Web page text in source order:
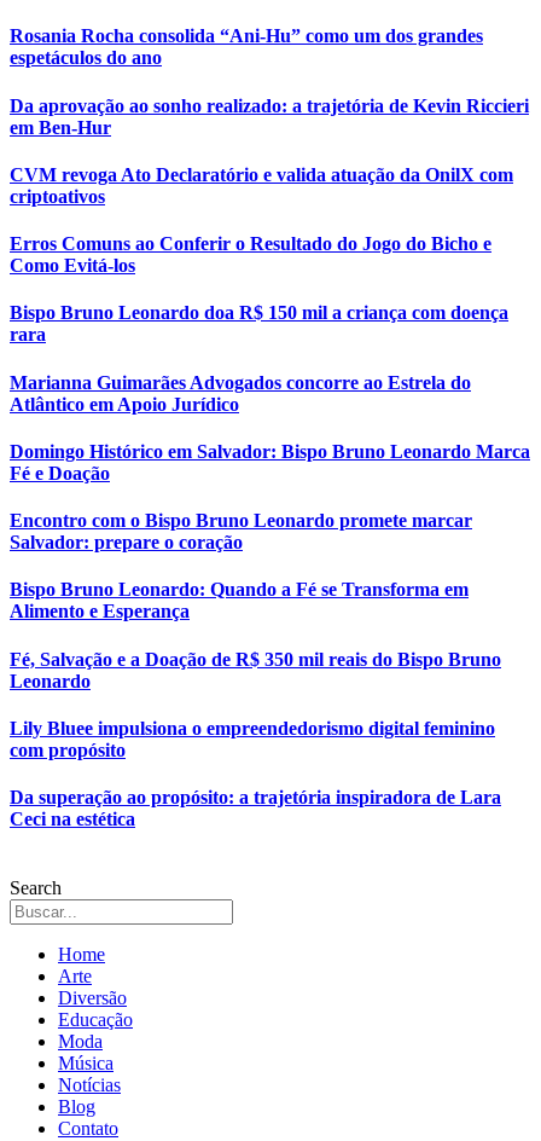
Rosania Rocha consolida “Ani-Hu” como um dos grandes
espetáculos do ano
Da aprovação ao sonho realizado: a trajetória de Kevin Riccieri
em Ben-Hur
CVM revoga Ato Declaratório e valida atuação da OnilX com
criptoativos
Erros Comuns ao Conferir o Resultado do Jogo do Bicho e
Como Evitá-los
Bispo Bruno Leonardo doa R$ 150 mil a criança com doença
rara
Marianna Guimarães Advogados concorre ao Estrela do
Atlântico em Apoio Jurídico
Domingo Histórico em Salvador: Bispo Bruno Leonardo Marca
Fé e Doação
Encontro com o Bispo Bruno Leonardo promete marcar
Salvador: prepare o coração
Bispo Bruno Leonardo: Quando a Fé se Transforma em
Alimento e Esperança
Fé, Salvação e a Doação de R$ 350 mil reais do Bispo Bruno
Leonardo
Lily Bluee impulsiona o empreendedorismo digital feminino
com propósito
Da superação ao propósito: a trajetória inspiradora de Lara
Ceci na estética
Search
Home
Arte
Diversão
Educação
Moda
Música
Notícias
Blog
Contato